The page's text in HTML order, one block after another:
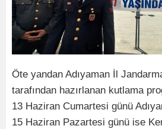
Öte yandan Adıyaman İl
tarafından hazırlanan kutlama
13 Haziran Cumartesi günü
15 Haziran Pazartesi günü ise